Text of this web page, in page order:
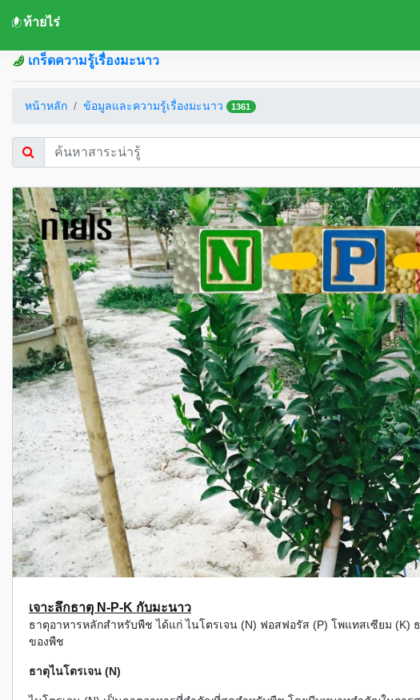
ท้ายไร่
เกร็ดความรู้เรื่องมะนาว
หน้าหลัก ข้อมูลและความรู้เรื่องมะนาว 1361
เจาะลึกธาตุ N-P-K กับมะนาว
ธาตุอาหารหลักสำหรับพืช ได้แก่ ไนโตรเจน (N) ฟอสฟอรัส (P) โพแทสเซียม
ของพืช
ธาตุไนโตรเจน (N)